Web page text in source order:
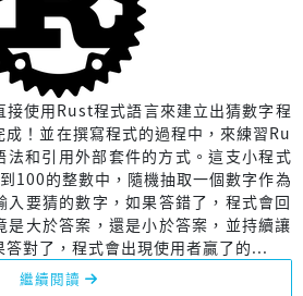
接使用Rust程式語言來建立出猜數字程
！並在撰寫程式的過程中，來練習Ru
和引用外部套件的方式。這支小程式
100的整數中，隨機抽取一個數字作為
入要猜的數字，如果答錯了，程式會回
是大於答案，還是小於答案，並持續讓
對了，程式會出現使用者贏了的...
繼續閱讀